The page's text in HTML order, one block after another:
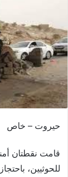
حيروت – خاص
قامت نقطتان
للحوثيين،